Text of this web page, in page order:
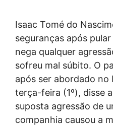
Isaac Tomé do
seguranças após
nega qualquer
sofreu mal súbito. O
após ser abordado no
terça-feira (1º), disse
suposta agressão de
companhia causou a